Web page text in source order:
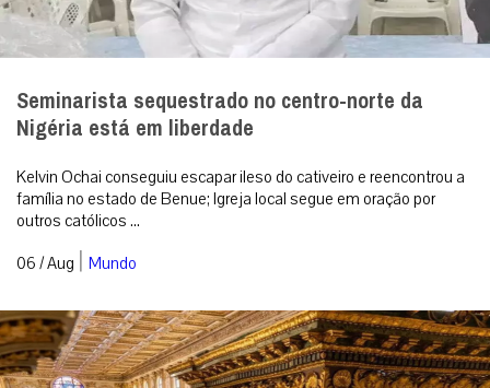
Seminarista sequestrado no centro-norte da
Nigéria está em liberdade
Kelvin Ochai conseguiu escapar ileso do cativeiro e reencontrou a
família no estado de Benue; Igreja local segue em oração por
outros católicos ...
06 / Aug | Mundo